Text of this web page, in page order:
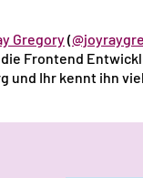
Gregory(
Frontend
und Ihr kennt ihn